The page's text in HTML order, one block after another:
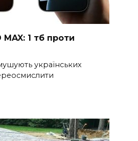
MAX: 1 тб проти
українських